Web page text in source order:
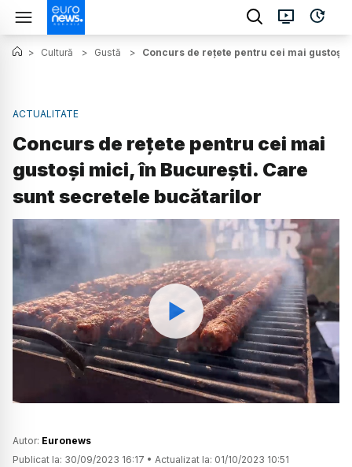
> Cultură > Gustă > Concurs de rețete pentru cei mai
ACTUALITATE
Concurs de rețete pentru cei mai
gustoși mici, în București. Care
sunt secretele bucătarilor
Watch
Autor: Euronews
Publicat la: 30/09/2023 16:17 • Actualizat la: 01/10/2023 10:51